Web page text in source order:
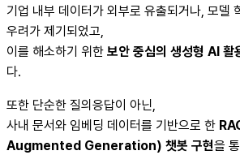
기업 내부 데이터가 외부로 유출되거나, 모델
우려가 제기되었고,
이를 해소하기 위한 보안 중심의 생성형 AI 활
다.
또한 단순한 질의응답이 아닌,
사내 문서와 임베딩 데이터를 기반으로 한
Augmented Generation) 챗봇 구현을